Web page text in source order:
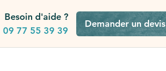
Besoin d'aide ?
09 77 55 39 39
Demander un devis